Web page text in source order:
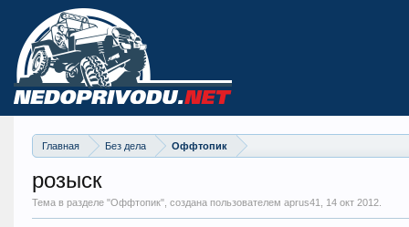
Главная Без дела Оффтопик
розыск
Тема в разделе "Оффтопик", создана пользователем aprus41, 14 окт 2012.